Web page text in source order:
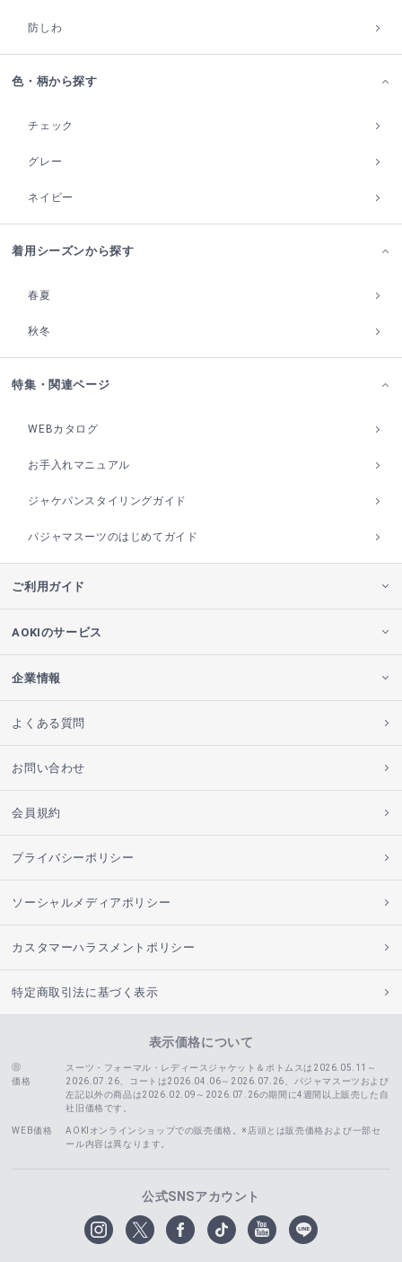
防しわ
色・柄から探す
チェック
グレー
ネイビー
着用シーズンから探す
春夏
秋冬
特集・関連ページ
WEBカタログ
お手入れマニュアル
ジャケパンスタイリングガイド
パジャマスーツのはじめてガイド
ご利用ガイド
AOKIのサービス
企業情報
よくある質問
お問い合わせ
会員規約
プライバシーポリシー
ソーシャルメディアポリシー
カスタマーハラスメントポリシー
特定商取引法に基づく表示
表示価格について
価格
スーツ・フォーマル・レディースジャケット＆ボトムスは2026.05.11～
2026.07.26、コートは2026.04.06～2026.07.26、 パジャマスーツおよび
左記以外の商品は2026.02.09～2026.07.26の期間に4週間以上販売した自
社旧価格です。
WEB価格
AOKIオンラインショップでの販売価格。※店頭とは販売価格および一部セ
ール内容は異なります。
公式SNSアカウント